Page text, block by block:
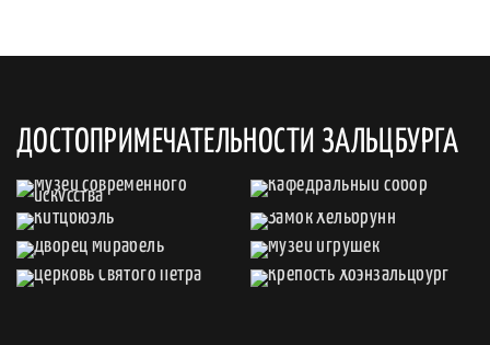
ДОСТОПРИМЕЧАТЕЛЬНОСТИ ЗАЛЬЦБУРГА